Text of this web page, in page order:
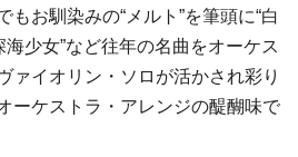
お馴染みの“メルト”を筆頭に“白
海少女”など往年の名曲をオーケス
ァイオリン・ソロが活かされ彩り
ーケストラ・アレンジの醍醐味で